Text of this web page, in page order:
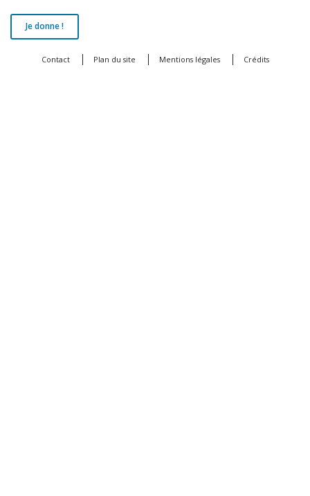
Je donne !
Contact Plan du site Mentions légales Crédits